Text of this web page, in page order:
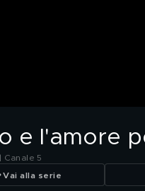
e l'amore
Canale 5
Vai alla serie